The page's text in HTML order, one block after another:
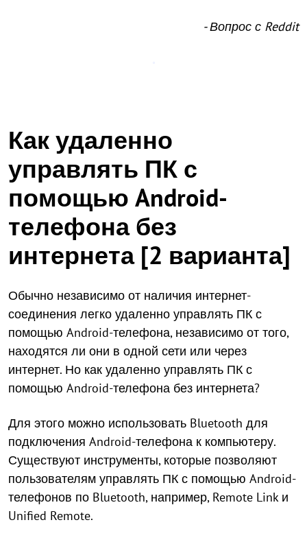
- Вопрос с Reddit
Как удаленно
управлять ПК с
помощью Android-
телефона без
интернета [2 варианта]
Обычно независимо от наличия интернет-
соединения легко удаленно управлять ПК с
помощью Android-телефона, независимо от того,
находятся ли они в одной сети или через
интернет. Но как удаленно управлять ПК с
помощью Android-телефона без интернета?
Для этого можно использовать Bluetooth для
подключения Android-телефона к компьютеру.
Существуют инструменты, которые позволяют
пользователям управлять ПК с помощью Android-
телефонов по Bluetooth, например, Remote Link и
Unified Remote.